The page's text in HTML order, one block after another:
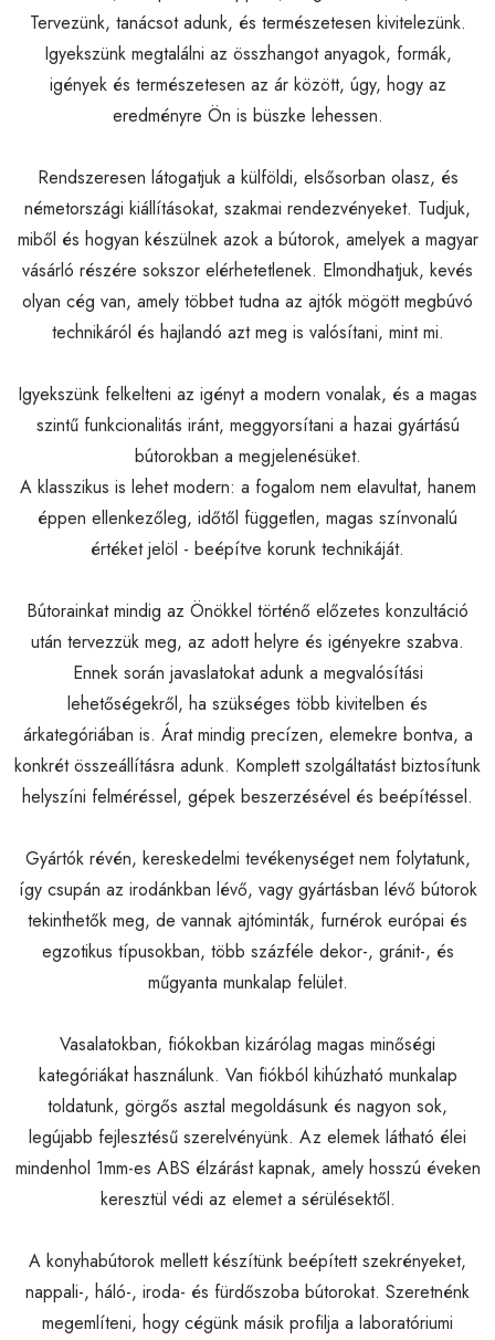
Tervezünk, tanácsot adunk, és természetesen kivitelezünk.
Igyekszünk megtalálni az összhangot anyagok, formák,
igények és természetesen az ár között, úgy, hogy az
eredményre Ön is büszke lehessen.
Rendszeresen látogatjuk a külföldi, elsősorban olasz, és
németországi kiállításokat, szakmai rendezvényeket. Tudjuk,
miből és hogyan készülnek azok a bútorok, amelyek a magyar
vásárló részére sokszor elérhetetlenek. Elmondhatjuk, kevés
olyan cég van, amely többet tudna az ajtók mögött megbúvó
technikáról és hajlandó azt meg is valósítani, mint mi.
Igyekszünk felkelteni az igényt a modern vonalak, és a magas
szintű funkcionalitás iránt, meggyorsítani a hazai gyártású
bútorokban a megjelenésüket.
A klasszikus is lehet modern: a fogalom nem elavultat, hanem
éppen ellenkezőleg, időtől független, magas színvonalú
értéket jelöl - beépítve korunk technikáját.
Bútorainkat mindig az Önökkel történő előzetes konzultáció
után tervezzük meg, az adott helyre és igényekre szabva.
Ennek során javaslatokat adunk a megvalósítási
lehetőségekről, ha szükséges több kivitelben és
árkategóriában is. Árat mindig precízen, elemekre bontva, a
konkrét összeállításra adunk. Komplett szolgáltatást biztosítunk
helyszíni felméréssel, gépek beszerzésével és beépítéssel.
Gyártók révén, kereskedelmi tevékenységet nem folytatunk,
így csupán az irodánkban lévő, vagy gyártásban lévő bútorok
tekinthetők meg, de vannak ajtóminták, furnérok európai és
egzotikus típusokban, több százféle dekor-, gránit-, és
műgyanta munkalap felület.
Vasalatokban, fiókokban kizárólag magas minőségi
kategóriákat használunk. Van fiókból kihúzható munkalap
toldatunk, görgős asztal megoldásunk és nagyon sok,
legújabb fejlesztésű szerelvényünk. Az elemek látható élei
mindenhol 1mm-es ABS élzárást kapnak, amely hosszú éveken
keresztül védi az elemet a sérülésektől.
A konyhabútorok mellett készítünk beépített szekrényeket,
nappali-, háló-, iroda- és fürdőszoba bútorokat. Szeretnénk
megemlíteni, hogy cégünk másik profilja a laboratóriumi